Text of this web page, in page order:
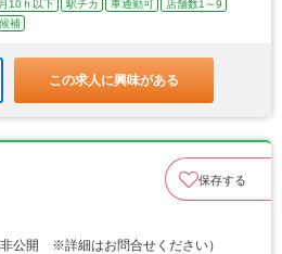
10ｈ以下 駅チカ 車通勤可
店舗数1～9
補
この求人に興味がある
保存する
公開 ※詳細はお問合せください）